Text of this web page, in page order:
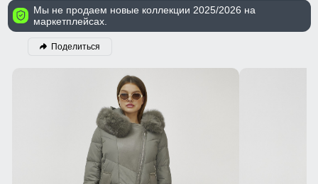
Мы не продаем новые коллекции 2025/2026 на
маркетплейсах.
Поделиться